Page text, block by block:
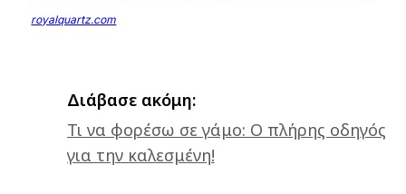
royalquartz.com
Διάβασε ακόμη:
Τι να φορέσω σε γάμο: Ο πλήρης οδηγός
για την καλεσμένη!